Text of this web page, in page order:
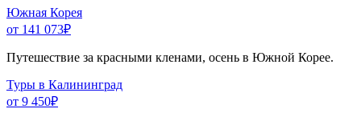
Южная Корея
от 141 073₽
Путешествие за красными кленами, осень в Южной Корее.
Туры в Калининград
от 9 450₽